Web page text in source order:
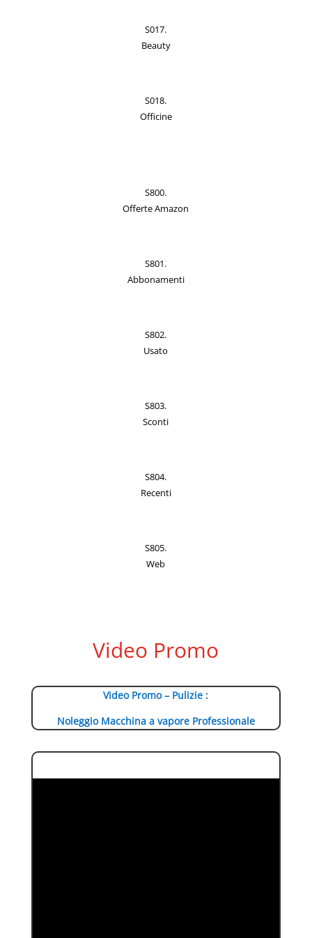
S017.
Beauty
S018.
Officine
S800.
Offerte Amazon
S801.
Abbonamenti
S802.
Usato
S803.
Sconti
S804.
Recenti
S805.
Web
Video Promo
Video Promo – Pulizie :
Noleggio Macchina a vapore Professionale